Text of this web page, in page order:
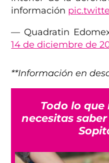
información
— Quadratin
14 de diciembre de
**Información en
Todo lo que
necesitas